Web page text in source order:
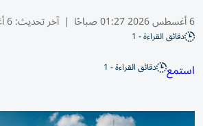
6 أغسطس 2026 01:27 صباحًا | آخر تحديث:6 أغسطس 01:28 2026
دقائق القراءة - 1
استمع دقائق القراءة - 1